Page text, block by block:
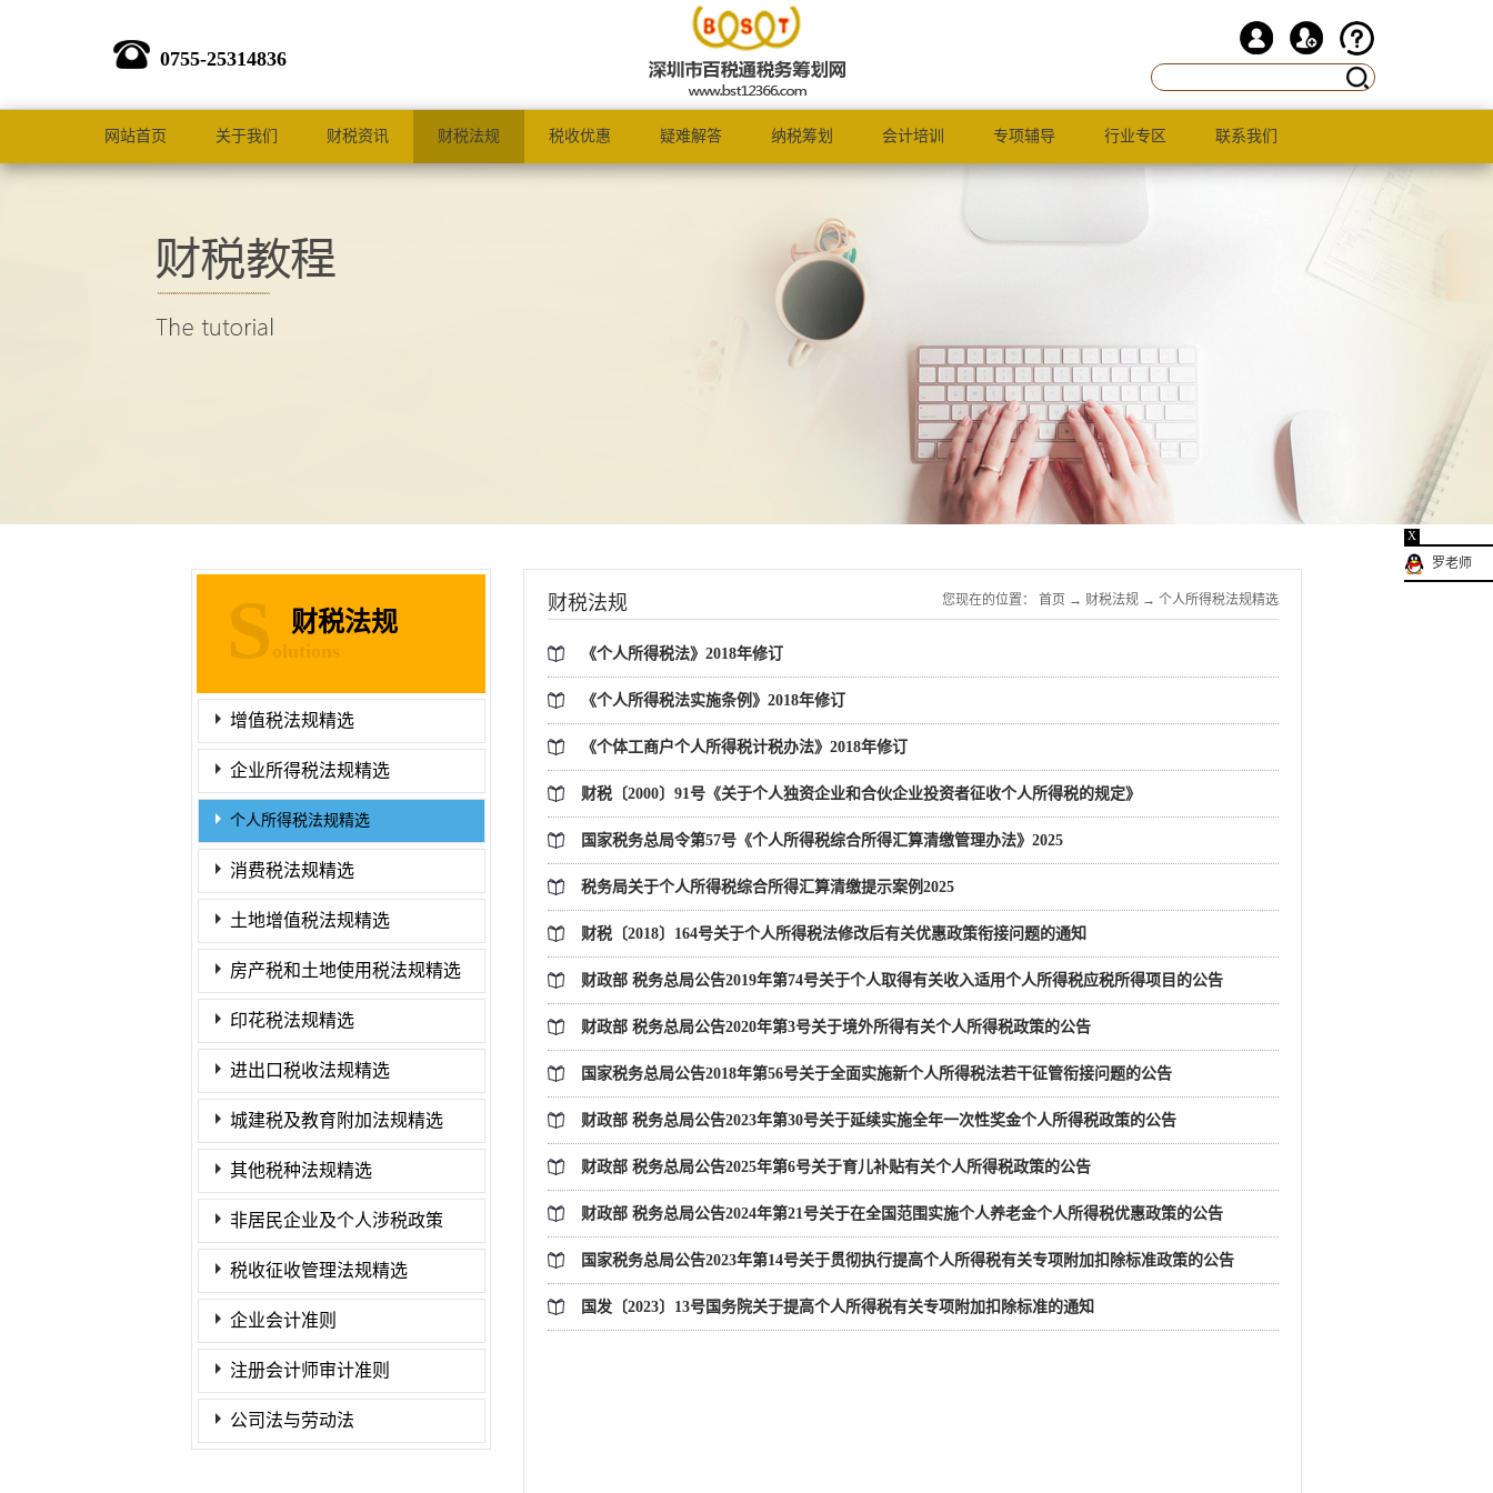
0755-25314836
网站首页 关于我们 财税资讯 财税法规 税收优惠 疑难解答 纳税筹划 会计培训 专项辅导 行业专区 联系我们
财税法规
S olutions
增值税法规精选
企业所得税法规精选
个人所得税法规精选
消费税法规精选
土地增值税法规精选
房产税和土地使用税法规精选
印花税法规精选
进出口税收法规精选
城建税及教育附加法规精选
其他税种法规精选
非居民企业及个人涉税政策
税收征收管理法规精选
企业会计准则
注册会计师审计准则
公司法与劳动法
财税法规 您现在的位置： 首页 → 财税法规 → 个人所得税法规精选
《个人所得税法》2018年修订
《个人所得税法实施条例》2018年修订
《个体工商户个人所得税计税办法》2018年修订
财税〔2000〕91号《关于个人独资企业和合伙企业投资者征收个人所得税的规定》
国家税务总局令第57号《个人所得税综合所得汇算清缴管理办法》2025
税务局关于个人所得税综合所得汇算清缴提示案例2025
财税〔2018〕164号关于个人所得税法修改后有关优惠政策衔接问题的通知
财政部 税务总局公告2019年第74号关于个人取得有关收入适用个人所得税应税所得项目的公告
财政部 税务总局公告2020年第3号关于境外所得有关个人所得税政策的公告
国家税务总局公告2018年第56号关于全面实施新个人所得税法若干征管衔接问题的公告
财政部 税务总局公告2023年第30号关于延续实施全年一次性奖金个人所得税政策的公告
财政部 税务总局公告2025年第6号关于育儿补贴有关个人所得税政策的公告
财政部 税务总局公告2024年第21号关于在全国范围实施个人养老金个人所得税优惠政策的公告
国家税务总局公告2023年第14号关于贯彻执行提高个人所得税有关专项附加扣除标准政策的公告
国发〔2023〕13号国务院关于提高个人所得税有关专项附加扣除标准的通知
X
罗老师